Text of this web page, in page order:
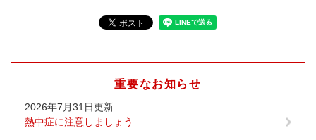
重要なお知らせ
2026年7月31日更新
熱中症に注意しましょう